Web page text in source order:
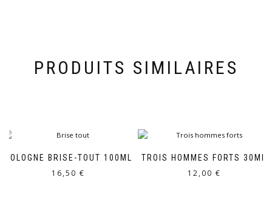
PRODUITS SIMILAIRES
COLOGNE BRISE-TOUT 100ML
16,50 €
TROIS HOMMES FORTS 30ML
12,00 €